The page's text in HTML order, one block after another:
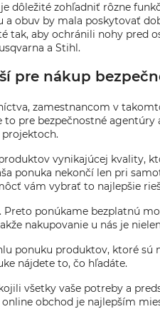
dôležité zohľadniť rôzne
a obuv by mala poskytovať
aby ochránili nohy pred
a Stihl.
pre nákup
zamestnancom v
pre bezpečnostné
vynikajúcej kvality,
ponuka nekončí len pri
vám vybrať to najlepšie
Preto ponúkame bezplatnú
nakupovanie u nás je
ponuku produktov, ktoré sú
nájdete to, čo hľadáte.
všetky vaše potreby a
obchod je najlepším